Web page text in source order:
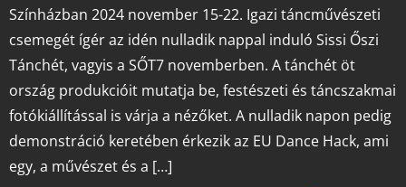
Színházban 2024 november 15-22. Igazi táncművészeti
csemegét ígér az idén nulladik nappal induló Sissi Őszi
Tánchét, vagyis a SŐT7 novemberben. A tánchét öt
ország produkcióit mutatja be, festészeti és táncszakmai
fotókiállítással is várja a nézőket. A nulladik napon pedig
demonstráció keretében érkezik az EU Dance Hack, ami
egy, a művészet és a […]